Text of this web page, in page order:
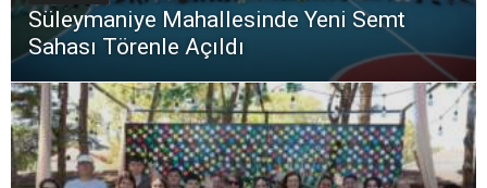
Süleymaniye Mahallesinde Yeni Semt
Sahası Törenle Açıldı